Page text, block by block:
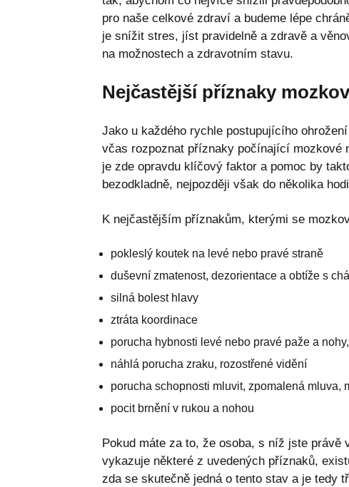
pro naše celkové zdraví a budeme lépe
je snížit stres, jíst pravidelně a zdravě a
na možnostech a zdravotním stavu.
Nejčastější příznaky
Jako u každého rychle postupujícího
včas rozpoznat příznaky počínající mozkové
je zde opravdu klíčový faktor a pomoc by
bezodkladně, nejpozději však do několika
K nejčastějším příznakům, kterými se
pokleslý koutek na levé nebo pravé straně
duševní zmatenost, dezorientace a obtíže s
silná bolest hlavy
ztráta koordinace
porucha hybnosti levé nebo pravé paže a
náhlá porucha zraku, rozostřené vidění
porucha schopnosti mluvit, zpomalená mluva,
pocit brnění v rukou a nohou
Pokud máte za to, že osoba, s níž jste
vykazuje některé z uvedených příznaků,
zda se skutečně jedná o tento stav a je tedy